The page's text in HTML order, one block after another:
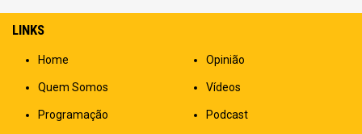
LINKS
Home
Quem Somos
Programação
Opinião
Vídeos
Podcast